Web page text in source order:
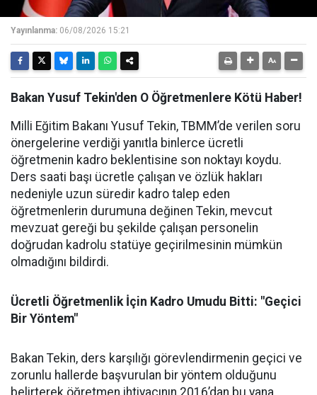
Yayınlanma: 06/08/2026 15:21
Bakan Yusuf Tekin'den O Öğretmenlere Kötü Haber!
Milli Eğitim Bakanı Yusuf Tekin, TBMM’de verilen soru
önergelerine verdiği yanıtla binlerce ücretli
öğretmenin kadro beklentisine son noktayı koydu.
Ders saati başı ücretle çalışan ve özlük hakları
nedeniyle uzun süredir kadro talep eden
öğretmenlerin durumuna değinen Tekin, mevcut
mevzuat gereği bu şekilde çalışan personelin
doğrudan kadrolu statüye geçirilmesinin mümkün
olmadığını bildirdi.
Ücretli Öğretmenlik İçin Kadro Umudu Bitti: "Geçici
Bir Yöntem"
Bakan Tekin, ders karşılığı görevlendirmenin geçici ve
zorunlu hallerde başvurulan bir yöntem olduğunu
belirterek öğretmen ihtiyacının 2016’dan bu yana